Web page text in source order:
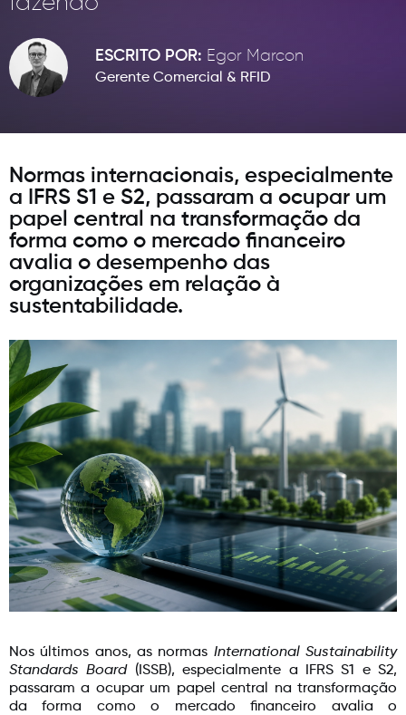
INOVAÇÃO
Política de Privacidade
Política de Cookies
ESCRITO POR: Egor Marcon
Gerente Comercial & RFID
Normas internacionais, especialmente
a IFRS S1 e S2, passaram a ocupar um
papel central na transformação da
forma como o mercado financeiro
avalia o desempenho das
organizações em relação à
sustentabilidade.
Nos últimos anos, as normas International Sustainability
Standards Board(ISSB), especialmente a IFRS S1 e S2,
passaram a ocupar um papel central na transformação
da forma como o mercado financeiro avalia o